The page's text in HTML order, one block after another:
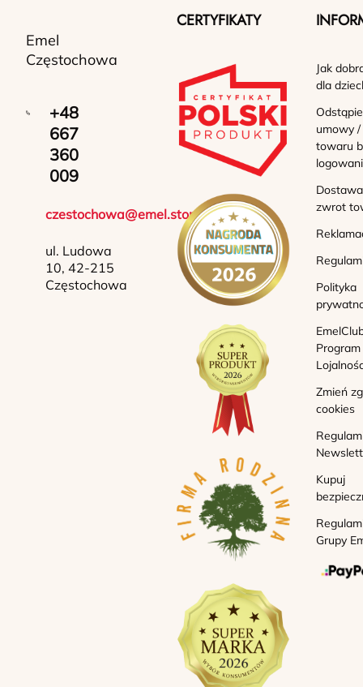
Emel
Częstochowa
+48
667
360
009
czestochowa@emel.store
ul. Ludowa
10, 42-215
Częstochowa
CERTYFIKATY
Jak
dla
umowy
towaru
zwrot
Polityka
Program
Zmień
cookies
Kupuj
Grupy